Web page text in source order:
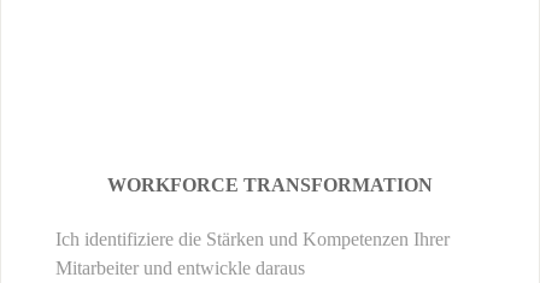
WORKFORCE TRANSFORMATION
Ich identifiziere die Stärken und Kompetenzen Ihrer
Mitarbeiter und entwickle daraus